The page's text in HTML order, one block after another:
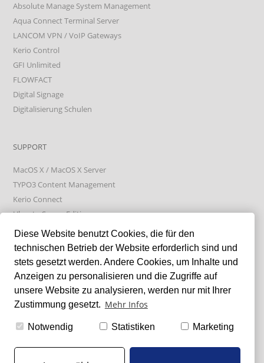
Diese Website benutzt Cookies, die für den
technischen Betrieb der Website erforderlich sind und
stets gesetzt werden. Andere Cookies, um Inhalte und
Anzeigen zu personalisieren und die Zugriffe auf
unsere Website zu analysieren, werden nur mit Ihrer
Zustimmung gesetzt. Mehr Infos
Notwendig Statistiken Marketing
Absolute Manage System Management
Aqua Connect Terminal Server
LANCOM VPN / VoIP Gateways
Kerio Control
GFI Unlimited
FLOWFACT
Digital Signage
Digitalisierung Schulen
SUPPORT
MacOS X / MacOS X Server
TYPO3 Content Management
Kerio Connect
Ubuntu Server Edition
Absolute Manage
LIXXBLOG
GFI Kerio Connect & Let's Encrypt Failure bei Certificate Renew
Samsung SSDs tunen
GFI Kerio Connect - log4j (CVE-2021-44228)